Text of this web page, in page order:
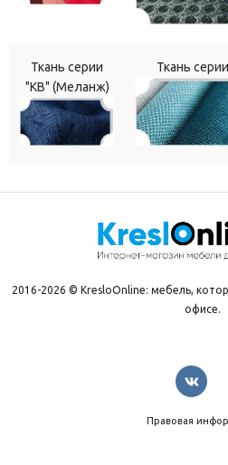
Ткань серии
"КВ" (Меланж)
Ткань
2016-2026 © KresloOnline: мебель,
офисе.
Правовая